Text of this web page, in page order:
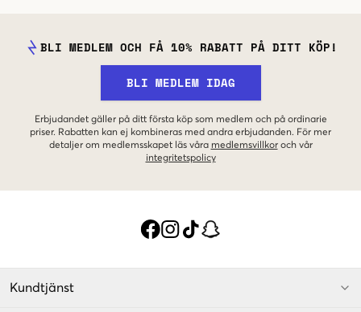
BLI MEDLEM OCH FÅ 10% RABATT PÅ DITT KÖP!
BLI MEDLEM IDAG
Erbjudandet gäller på ditt första köp som medlem och på ordinarie
priser. Rabatten kan ej kombineras med andra erbjudanden. För mer
detaljer om medlemsskapet läs våra medlemsvillkor och vår
integritetspolicy
Kundtjänst